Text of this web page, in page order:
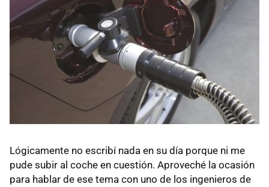
Lógicamente no escribí nada en su día porque ni me
pude subir al coche en cuestión. Aproveché la ocasión
para hablar de ese tema con uno de los ingenieros de